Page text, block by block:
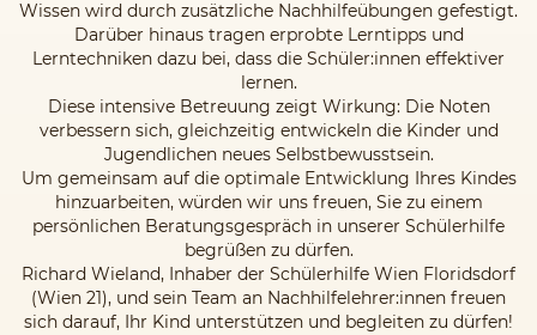
Wissen wird durch zusätzliche Nachhilfeübungen gefestigt.
Darüber hinaus tragen erprobte Lerntipps und
Lerntechniken dazu bei, dass die Schüler:innen effektiver
lernen.
Diese intensive Betreuung zeigt Wirkung: Die Noten
verbessern sich, gleichzeitig entwickeln die Kinder und
Jugendlichen neues Selbstbewusstsein.
Um gemeinsam auf die optimale Entwicklung Ihres Kindes
hinzuarbeiten, würden wir uns freuen, Sie zu einem
persönlichen Beratungsgespräch in unserer Schülerhilfe
begrüßen zu dürfen.
Richard Wieland, Inhaber der Schülerhilfe Wien Floridsdorf
(Wien 21), und sein Team an Nachhilfelehrer:innen freuen
sich darauf, Ihr Kind unterstützen und begleiten zu dürfen!